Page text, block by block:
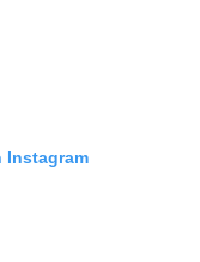
Instagram